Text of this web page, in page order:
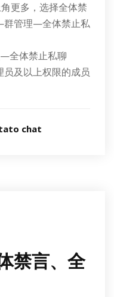
更多，选择全体禁
管理—全体禁止私
全体禁止私聊
及以上权限的成员
chat
禁言、全